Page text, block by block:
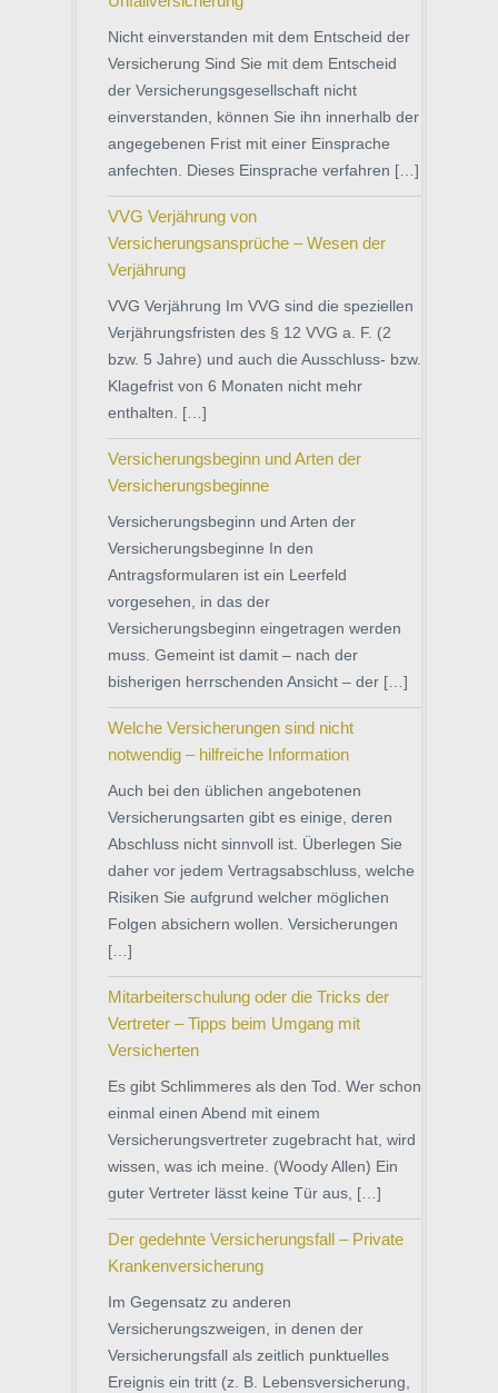
Nicht einverstanden mit dem Entscheid der
Versicherung Sind Sie mit dem Entscheid
der Versicherungsgesellschaft nicht
einverstanden, können Sie ihn innerhalb der
angegebenen Frist mit einer Einsprache
anfechten. Dieses Einsprache verfahren […]
VVG Verjährung von
Versicherungsansprüche – Wesen der
Verjährung
VVG Verjährung Im VVG sind die speziellen
Verjährungsfristen des § 12 VVG a. F. (2
bzw. 5 Jahre) und auch die Ausschluss- bzw.
Klagefrist von 6 Monaten nicht mehr
enthalten. […]
Versicherungsbeginn und Arten der
Versicherungsbeginne
Versicherungsbeginn und Arten der
Versicherungsbeginne In den
Antragsformularen ist ein Leerfeld
vorgesehen, in das der
Versicherungsbeginn eingetragen werden
muss. Gemeint ist damit – nach der
bisherigen herrschenden Ansicht – der […]
Welche Versicherungen sind nicht
notwendig – hilfreiche Information
Auch bei den üblichen angebotenen
Versicherungsarten gibt es einige, deren
Abschluss nicht sinnvoll ist. Überlegen Sie
daher vor jedem Vertragsabschluss, welche
Risiken Sie aufgrund welcher möglichen
Folgen absichern wollen. Versicherungen
[…]
Mitarbeiterschulung oder die Tricks der
Vertreter – Tipps beim Umgang mit
Versicherten
Es gibt Schlimmeres als den Tod. Wer schon
einmal einen Abend mit einem
Versicherungsvertreter zugebracht hat, wird
wissen, was ich meine. (Woody Allen) Ein
guter Vertreter lässt keine Tür aus, […]
Der gedehnte Versicherungsfall – Private
Krankenversicherung
Im Gegensatz zu anderen
Versicherungszweigen, in denen der
Versicherungsfall als zeitlich punktuelles
Ereignis ein tritt (z. B. Lebensversicherung,